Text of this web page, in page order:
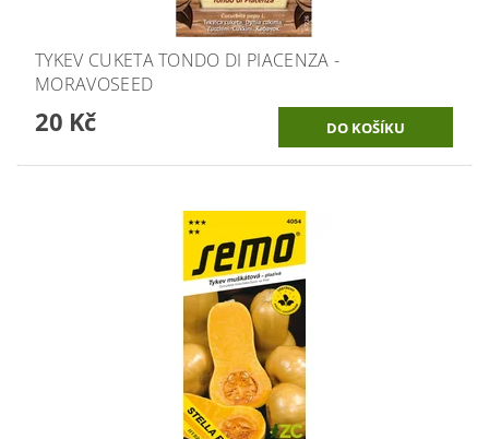
TYKEV CUKETA TONDO DI PIACENZA -
MORAVOSEED
20 Kč